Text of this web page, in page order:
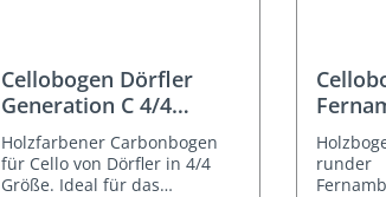
Cellobogen Dörfler
Generation C 4/4
Größe Holzoptik
Holzfarbener Carbonbogen
für Cello von Dörfler in 4/4
Größe. Ideal für das
D15
runder